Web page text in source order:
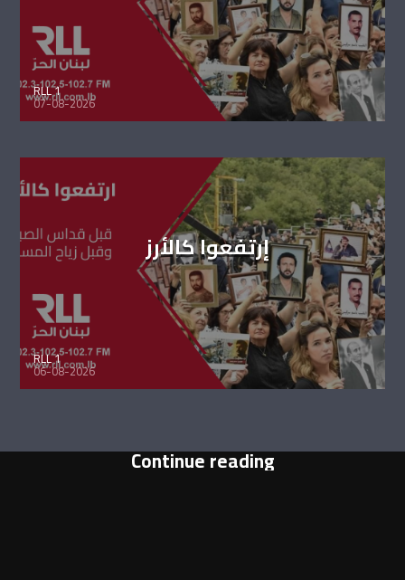
RLL 1
07-08-2026
إرتفعوا كالأرز
RLL 1
06-08-2026
Continue reading